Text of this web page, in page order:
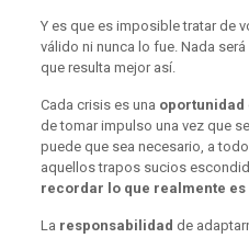
Y es que es imposible tratar de
válido ni nunca lo fue. Nada
que resulta mejor así.
Cada crisis es una oportunidad
de tomar impulso una vez que
puede que sea necesario, a
aquellos trapos sucios
recordar lo que realmente
La responsabilidad de